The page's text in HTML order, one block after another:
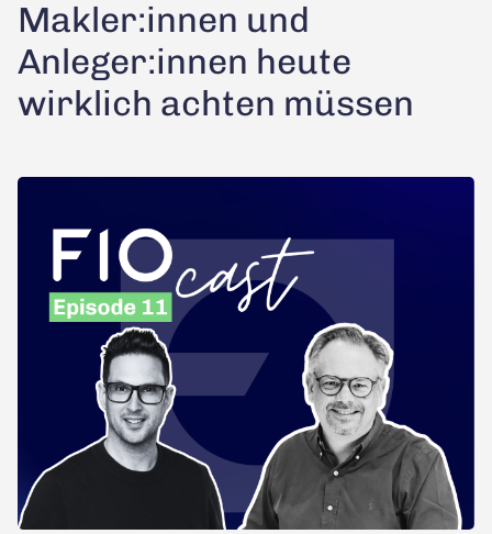
Makler:innen und
Anleger:innen heute
wirklich achten müssen